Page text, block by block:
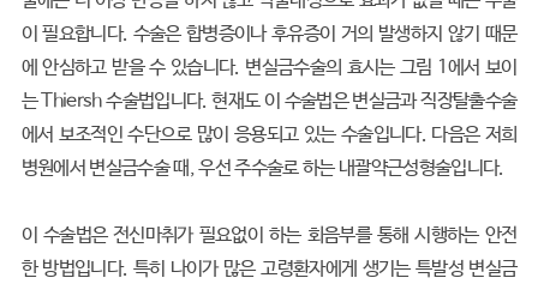
이 필요합니다. 수술은 합병증이나 후유증이 거의 발생하지 않기 때문
에 안심하고 받을 수 있습니다. 변실금수술의 효시는 그림 1에서 보이
는 Thiersh 수술법입니다. 현재도 이 수술법은 변실금과 직장탈출수술
에서 보조적인 수단으로 많이 응용되고 있는 수술입니다. 다음은 저희
병원에서 변실금수술 때, 우선 주수술로 하는 내괄약근성형술입니다.
이 수술법은 전신마취가 필요없이 하는 회음부를 통해 시행하는 안전
한 방법입니다. 특히 나이가 많은 고령환자에게 생기는 특발성 변실금